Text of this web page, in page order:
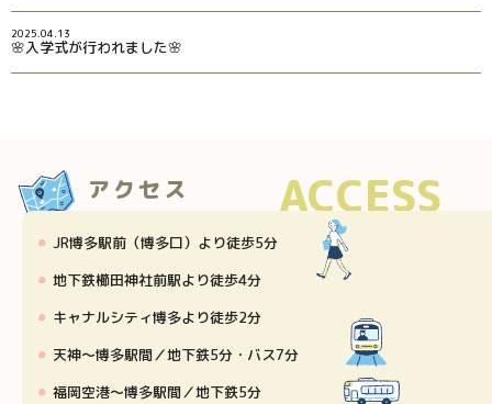
2025.04.13
🌸入学式が行われました🌸
アクセス ACCESS
JR博多駅前（博多口）より徒歩5分
地下鉄櫛田神社前駅より徒歩4分
キャナルシティ博多より徒歩2分
天神〜博多駅間／地下鉄5分・バス7分
福岡空港〜博多駅間／地下鉄5分